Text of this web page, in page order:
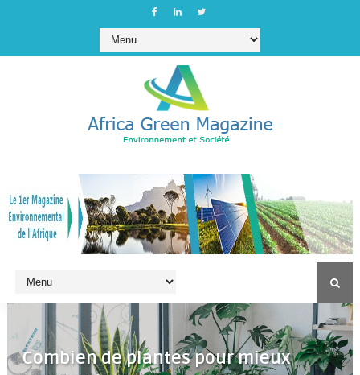
Combien de plantes pour mieux